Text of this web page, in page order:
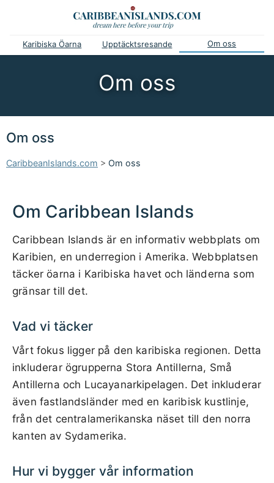
Karibiska Öarna Upptäcktsresande Om oss
Om oss
Om oss
CaribbeanIslands.com > Om oss
Om Caribbean Islands
Caribbean Islands är en informativ webbplats om
Karibien, en underregion i Amerika. Webbplatsen
täcker öarna i Karibiska havet och länderna som
gränsar till det.
Vad vi täcker
Vårt fokus ligger på den karibiska regionen. Detta
inkluderar ögrupperna Stora Antillerna, Små
Antillerna och Lucayanarkipelagen. Det inkluderar
även fastlandsländer med en karibisk kustlinje,
från det centralamerikanska näset till den norra
kanten av Sydamerika.
Hur vi bygger vår information